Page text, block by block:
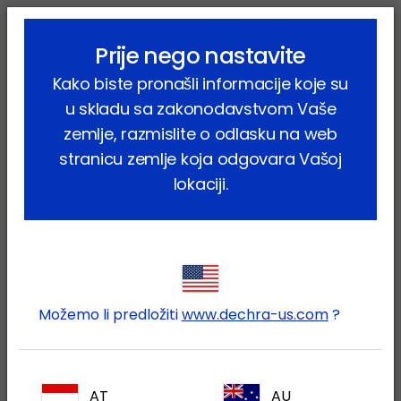
lock_outline search menu
Proizvodi
Farmaceutski proizvodi
Tialin
lockPrijavite se na Vaš Dechra
Prije nego nastavite
Kako biste pronašli informacije koje su
u skladu sa zakonodavstvom Vaše
zemlje, razmislite o odlasku na web
stranicu zemlje koja odgovara Vašoj
lokaciji.
Možemo li predložitiwww.dechra-us.com?
AT AU